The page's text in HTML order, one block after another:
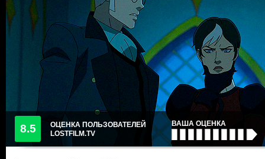
8.5
ОЦЕНКА ПОЛЬЗОВАТЕЛЕЙ
LOSTFILM.TV
ВАША ОЦЕНКА